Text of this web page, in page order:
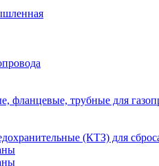
фланцевые, трубные для
(КТЗ) для